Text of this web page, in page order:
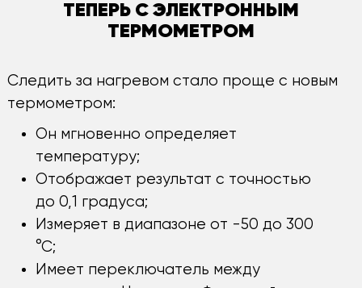
ТЕПЕРЬ С ЭЛЕКТРОННЫМ
ТЕРМОМЕТРОМ
Следить за нагревом стало проще с новым
термометром:
Он мгновенно определяет
температуру;
Отображает результат с точностью
до 0,1 градуса;
Измеряет в диапазоне от -50 до 300
°С;
Имеет переключатель между